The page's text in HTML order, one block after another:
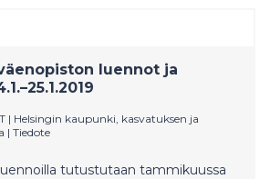
luennot ja
| Helsingin kaupunki, kasvatuksen ja
| Tiedote
tutustutaan tammikuussa